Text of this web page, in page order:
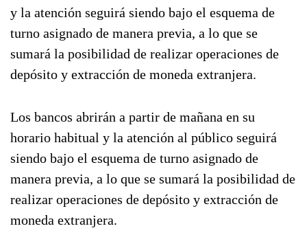
y la atención seguirá siendo bajo el esquema de
turno asignado de manera previa, a lo que se
sumará la posibilidad de realizar operaciones de
depósito y extracción de moneda extranjera.
Los bancos abrirán a partir de mañana en su
horario habitual y la atención al público seguirá
siendo bajo el esquema de turno asignado de
manera previa, a lo que se sumará la posibilidad de
realizar operaciones de depósito y extracción de
moneda extranjera.